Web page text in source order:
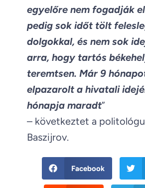
egyelőre nem fogadják
pedig sok időt tölt
dolgokkal, és nem sok
arra, hogy tartós
teremtsen. Már 9
elpazarolt a hivatali
hónapja maradt”
– következtet a
Baszijrov.
Facebook